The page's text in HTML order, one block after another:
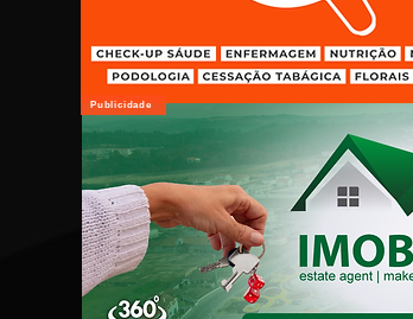
Publicidade